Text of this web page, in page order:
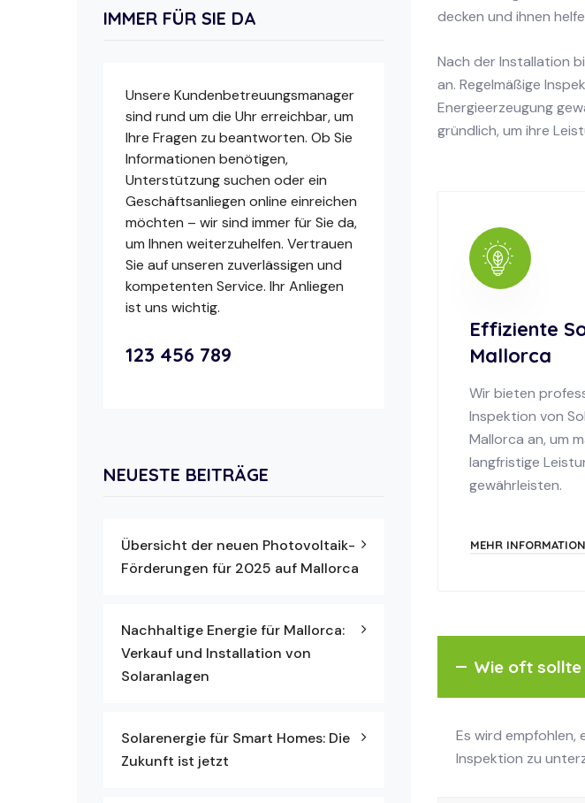
decken und ihnen
Nach der Installation
an. Regelmäßige
Energieerzeugung
gründlich, um ihre
Effiziente
Mallorca
Wir bieten
Inspektion von
Mallorca an, um
langfristige
gewährleisten.
MEHR
Wie oft
Es wird empfohlen,
Inspektion zu
IMMER FÜR SIE DA
Unsere Kundenbetreuungsmanager
sind rund um die Uhr erreichbar, um
Ihre Fragen zu beantworten. Ob Sie
Informationen benötigen,
Unterstützung suchen oder ein
Geschäftsanliegen online einreichen
möchten – wir sind immer für Sie da,
um Ihnen weiterzuhelfen. Vertrauen
Sie auf unseren zuverlässigen und
kompetenten Service. Ihr Anliegen
ist uns wichtig.
123 456 789
NEUESTE BEITRÄGE
Übersicht der neuen Photovoltaik-
Förderungen für 2025 auf Mallorca
Nachhaltige Energie für Mallorca:
Verkauf und Installation von
Solaranlagen
Solarenergie für Smart Homes: Die
Zukunft ist jetzt